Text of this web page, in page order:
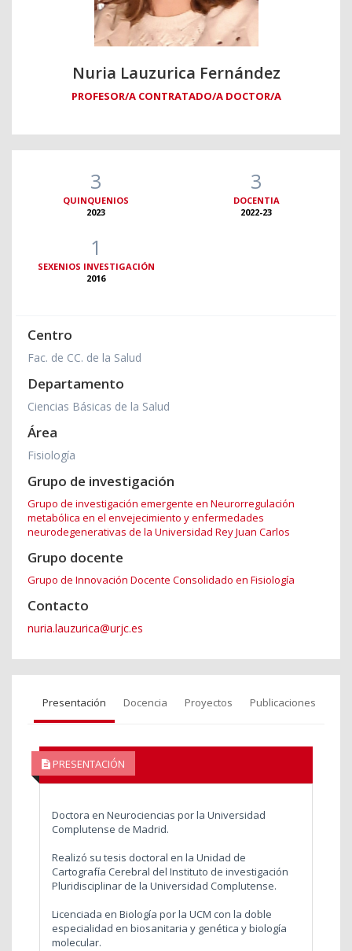
Nuria Lauzurica Fernández
PROFESOR/A CONTRATADO/A DOCTOR/A
3
QUINQUENIOS
2023
3
DOCENTIA
2022-23
1
SEXENIOS INVESTIGACIÓN
2016
Centro
Fac. de CC. de la Salud
Departamento
Ciencias Básicas de la Salud
Área
Fisiología
Grupo de investigación
Grupo de investigación emergente en Neurorregulación
metabólica en el envejecimiento y enfermedades
neurodegenerativas de la Universidad Rey Juan Carlos
Grupo docente
Grupo de Innovación Docente Consolidado en Fisiología
Contacto
nuria.lauzurica@urjc.es
Presentación Docencia Proyectos Publicaciones
PRESENTACIÓN
Doctora en Neurociencias por la Universidad
Complutense de Madrid.
Realizó su tesis doctoral en la Unidad de
Cartografía Cerebral del Instituto de investigación
Pluridisciplinar de la Universidad Complutense.
Licenciada en Biología por la UCM con la doble
especialidad en biosanitaria y genética y biología
molecular.